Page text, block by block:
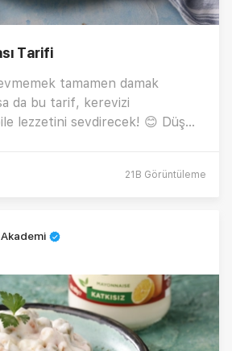
Tarifi
tamamen damak
da bu tarif, kerevizi
lezzetini sevdirecek! 😊 Düşük
kereviz salatası nasıl yapılır,
21B Görüntüleme
Akademi